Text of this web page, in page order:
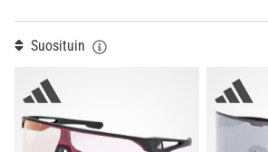
testi:
Mitä
ne
ovat
Suosituin